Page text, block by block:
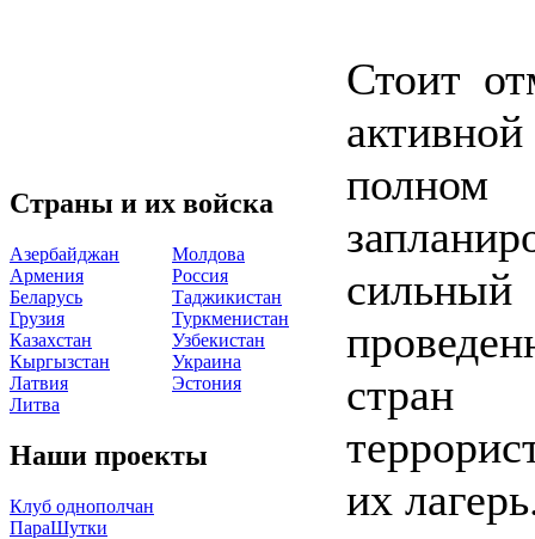
Страны и их войска
Азербайджан
Армения
Беларусь
Грузия
Казахстан
Кыргызстан
Латвия
Литва
Молдова
Россия
Таджикистан
Туркменистан
Узбекистан
Украина
Эстония
Наши проекты
Клуб однополчан
ПараШутки
Стоит
стран
их